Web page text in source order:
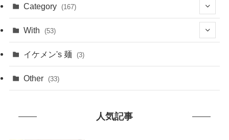
(1)
(38)
Category (167)
(114)
With (53)
(15)
(43)
イケメン's 麺 (3)
Other (33)
人気記事